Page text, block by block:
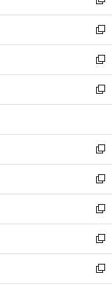
開
く
ウ
で
開
く
ン
ド
ウ
で
開
く
ウ
ィ
ン
ド
ウ
で
開
新
し
い
ウ
ィ
ン
ド
ウ
開
く
新
し
い
ウ
ィ
ン
ウ
で
開
く
新
し
い
ウ
ン
ド
ウ
で
開
く
新
し
ウ
ィ
ン
ド
ウ
で
開
く
新
し
い
ウ
ィ
ン
ド
ウ
で
開
新
し
い
ウ
ィ
ン
ド
ウ
新
し
い
ウ
ィ
ン
新
し
い
ウ
新
し